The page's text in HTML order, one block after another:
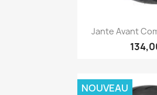

Jante Avant
NOUVEAU